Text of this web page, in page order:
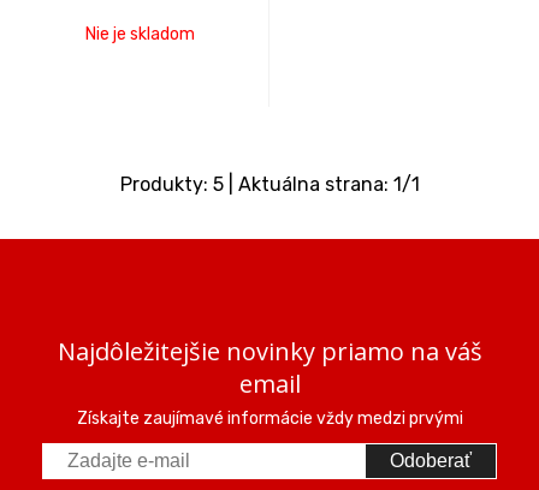
Nie je skladom
Produkty: 5| Aktuálna strana: 1/1
Najdôležitejšie novinky priamo na váš
email
Získajte zaujímavé informácie vždy medzi prvými
Odoberať